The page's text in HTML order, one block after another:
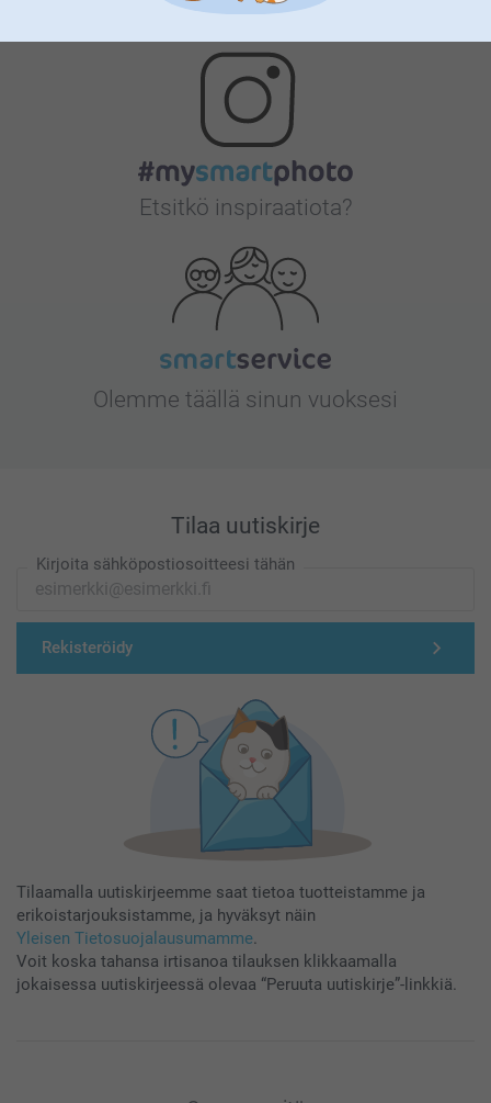
Bonusta kaikista tilauksista
Etsitkö inspiraatiota?
Olemme täällä sinun vuoksesi
Tilaa uutiskirje
Kirjoita sähköpostiosoitteesi tähän
Rekisteröidy
Tilaamalla uutiskirjeemme saat tietoa tuotteistamme ja
erikoistarjouksistamme, ja hyväksyt näin
Yleisen Tietosuojalausumamme.
Voit koska tahansa irtisanoa tilauksen klikkaamalla
jokaisessa uutiskirjeessä olevaa “Peruuta uutiskirje”-linkkiä.